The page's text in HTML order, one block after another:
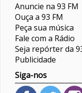
Anuncie na 93 FM
Ouça a 93 FM
Peça sua música
Fale com a Rádio
Seja repórter da
Publicidade
Siga-nos